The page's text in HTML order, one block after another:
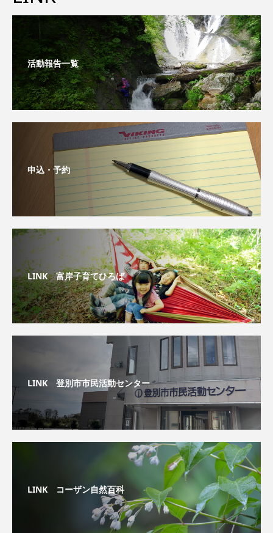
活動報告一覧
申込・予約
LINK 富岸子育てひろば
LINK 登別市市民活動センター
LINK コーザン自然百科